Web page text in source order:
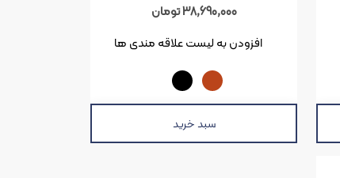
38,690,000تومان
سبد خرید
افزودن به لیست علاقه مندی ها